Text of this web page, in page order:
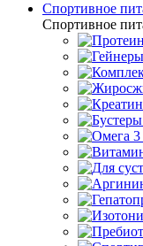
Спортивное
Спортивное